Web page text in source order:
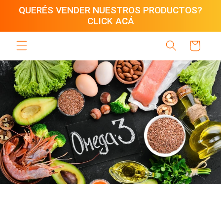
QUERÉS VENDER NUESTROS PRODUCTOS?
CLICK ACÁ
directamente
Carrito